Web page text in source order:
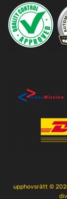
upphovsrätt ©